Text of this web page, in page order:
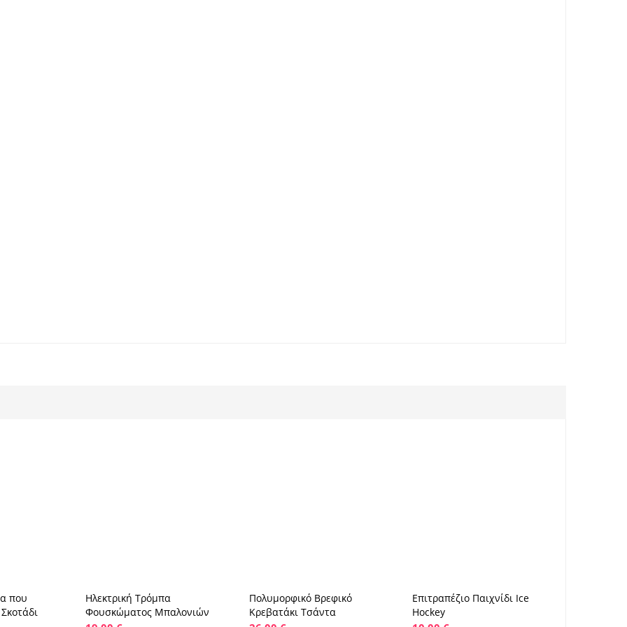
καλάθι
που
Προσθήκη στο καλάθι
Ηλεκτρική Τρόμπα
Φουσκώματος Μπαλονιών
Προσθήκη στο καλάθι
Πολυμορφικό Βρεφικό
Κρεβατάκι Τσάντα
Προσθήκη στο καλάθι
Επιτραπέζιο Παιχνίδι Ice
Hockey